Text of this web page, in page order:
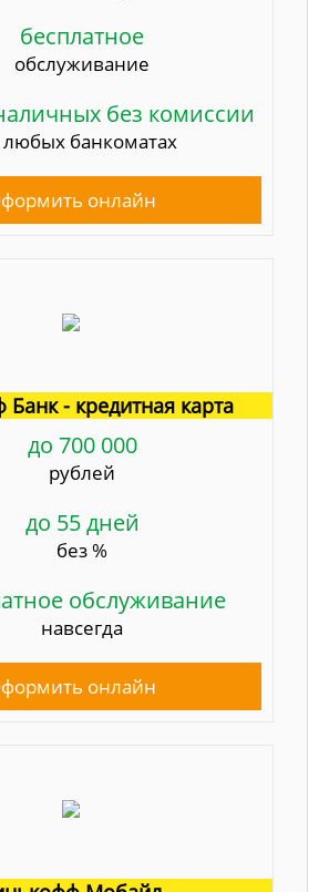
бесплатное
обслуживание
без комиссии
любых банкоматах
онлайн
- кредитная карта
до 700 000
рублей
до 55 дней
без %
обслуживание
навсегда
онлайн